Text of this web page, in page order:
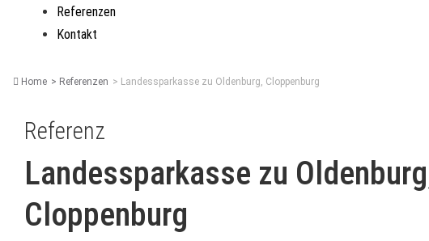
Referenzen
Kontakt
Home Referenzen Landessparkasse zu Oldenburg, Cloppenburg
Referenz
Landessparkasse zu
Cloppenburg